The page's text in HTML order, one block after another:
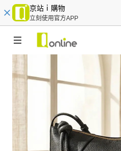
京站ｉ購物
立刻使用官方APP